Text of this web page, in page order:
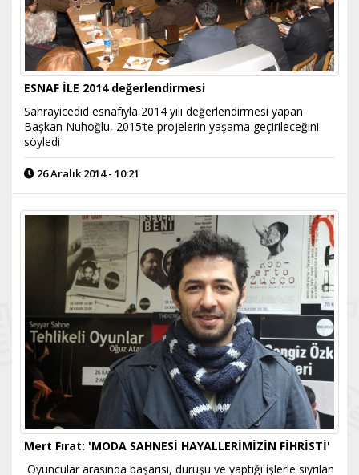
ESNAF İLE 2014 değerlendirmesi
Sahrayicedid esnafıyla 2014 yılı değerlendirmesi yapan
Başkan Nuhoğlu, 2015’te projelerin yaşama geçirileceğini
söyledi
26 Aralık 2014 - 10:21
Mert Fırat: 'MODA SAHNESİ HAYALLERİMİZİN FİHRİSTİ'
Oyuncular arasında başarısı, duruşu ve yaptığı işlerle sıyrılan